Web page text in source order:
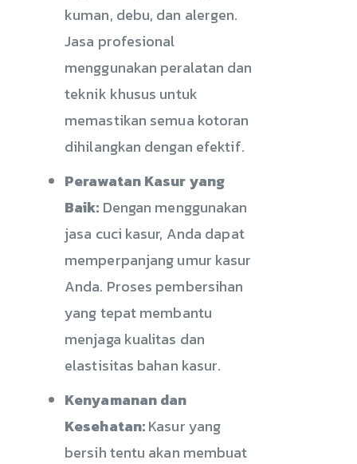
kuman, debu, dan alergen.
Jasa profesional
menggunakan peralatan dan
teknik khusus untuk
memastikan semua kotoran
dihilangkan dengan efektif.
Perawatan Kasur yang
Baik: Dengan menggunakan
jasa cuci kasur, Anda dapat
memperpanjang umur kasur
Anda. Proses pembersihan
yang tepat membantu
menjaga kualitas dan
elastisitas bahan kasur.
Kenyamanan dan
Kesehatan:Kasur yang
bersih tentu akan membuat